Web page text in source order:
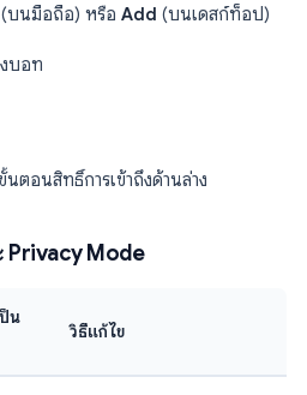
(บนมือถือ) หรือ Add (บนเดสก์ท็อป)
บอท
ตอนสิทธิ์การเข้าถึงด้านล่าง
Privacy Mode
น
วิธีแก้ไข